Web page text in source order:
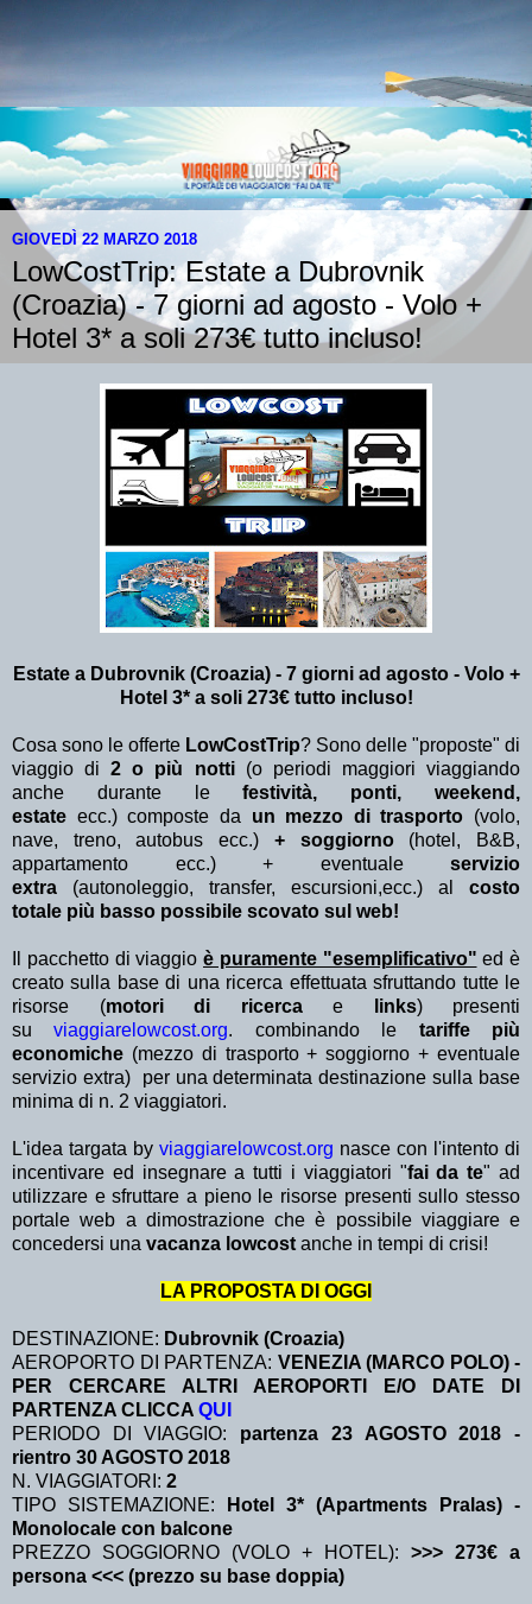
GIOVEDÌ 22 MARZO 2018
LowCostTrip: Estate a Dubrovnik
(Croazia) - 7 giorni ad agosto - Volo +
Hotel 3* a soli 273€ tutto incluso!
Estate a Dubrovnik (Croazia) - 7 giorni ad agosto - Volo +
Hotel 3* a soli 273€ tutto incluso!
Cosa sono le offerte LowCostTrip? Sono delle "proposte" di
viaggio di2 o più notti (o periodi maggiori viaggiando
anche durante lefestività, ponti, weekend,
estate ecc.) composte da un mezzo di trasporto (volo,
nave, treno, autobus ecc.) + soggiorno(hotel, B&B,
appartamento ecc.) + eventuale servizio
extra (autonoleggio, transfer, escursioni,ecc.) al costo
totale più basso possibile scovato sul web!
Il pacchetto di viaggio è puramente "esemplificativo" ed è
creato sulla base di una ricerca effettuata sfruttando tutte le
risorse (motori di ricerca e links) presenti
suviaggiarelowcost.org. combinando le tariffe più
economiche (mezzo di trasporto + soggiorno + eventuale
servizio extra)
per una determinata destinazione sulla base
minima di n. 2 viaggiatori.
L'idea targata by viaggiarelowcost.org nasce con l'intento di
incentivare ed insegnare a tutti i viaggiatori "fai da te" ad
utilizzare e sfruttare a pieno le risorse presenti sullo stesso
portale web a dimostrazione che è possibile viaggiare e
concedersi una vacanza lowcost anche in tempi di crisi!
LA PROPOSTA DI OGGI
DESTINAZIONE: Dubrovnik (Croazia)
AEROPORTO DI PARTENZA: VENEZIA (MARCO POLO) -
PER CERCARE ALTRI AEROPORTI E/O DATE DI
PARTENZA CLICCA QUI
PERIODO DI VIAGGIO: partenza 23 AGOSTO 2018 -
rientro 30 AGOSTO 2018
N. VIAGGIATORI: 2
TIPO SISTEMAZIONE:
Hotel 3* (Apartments Pralas) -
Monolocale con balcone
PREZZO SOGGIORNO (VOLO + HOTEL): >>> 273€ a
persona <<< (prezzo su base doppia)